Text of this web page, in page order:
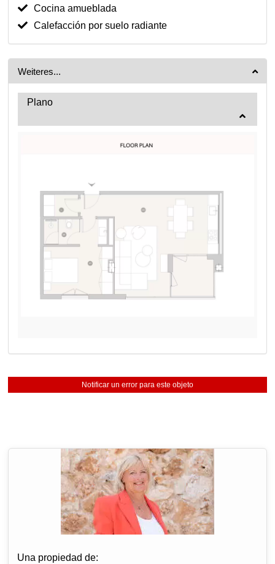
Cocina amueblada
Calefacción por suelo radiante
Weiteres...
Plano
Notificar un error para este objeto
Una propiedad de: